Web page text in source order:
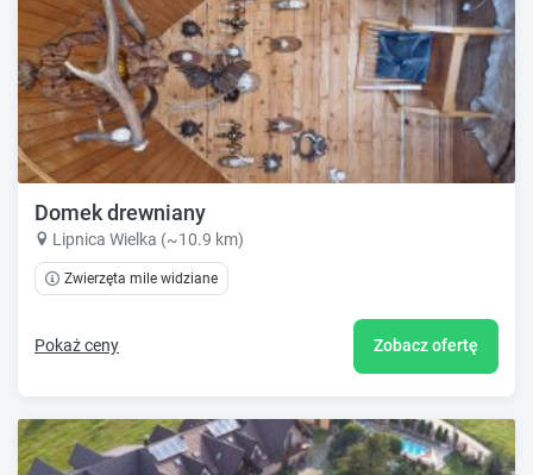
Domek drewniany
Lipnica Wielka (~10.9 km)
Zwierzęta mile widziane
Pokaż ceny Zobacz ofertę